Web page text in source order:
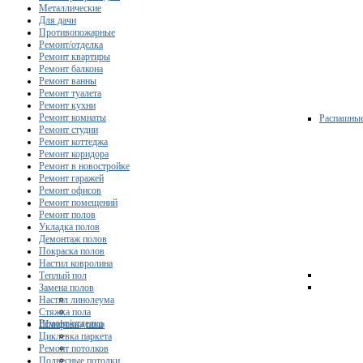
Ремонт/отделка
Металлические
Для дачи
Противопожарные
Ремонт/отделка
Ремонт квартиры
Ремонт балкона
Ремонт ванны
Ремонт туалета
Ремонт кухни
Ремонт комнаты
Ремонт студии
Ремонт коттеджа
Ремонт коридора
Ремонт в новостройке
Ремонт гаражей
Ремонт офисов
Ремонт помещений
Ремонт полов
Укладка полов
Демонтаж полов
Покраска полов
Настил ковролина
Теплый пол
Замена полов
Настил линолеума
Стяжка пола
Шлифовка пола
Циклевка паркета
Ремонт потолков
Подвесные потолки